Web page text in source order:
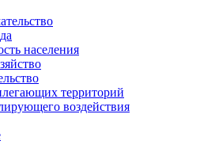
населения
территорий
воздействия